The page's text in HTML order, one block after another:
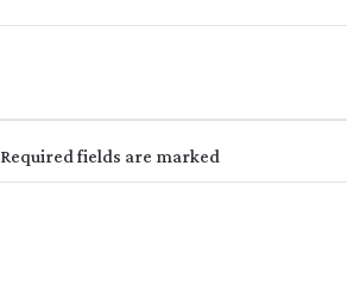
Required fields are marked